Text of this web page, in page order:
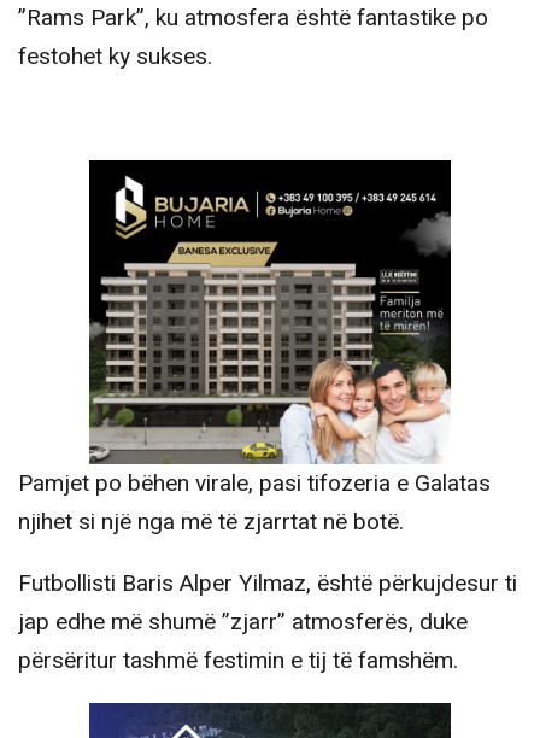
”Rams Park”, ku atmosfera është fantastike po
festohet ky sukses.
Pamjet po bëhen virale, pasi tifozeria e Galatas
njihet si një nga më të zjarrtat në botë.
Futbollisti Baris Alper Yilmaz, është përkujdesur ti
jap edhe më shumë ”zjarr” atmosferës, duke
përsëritur tashmë festimin e tij të famshëm.